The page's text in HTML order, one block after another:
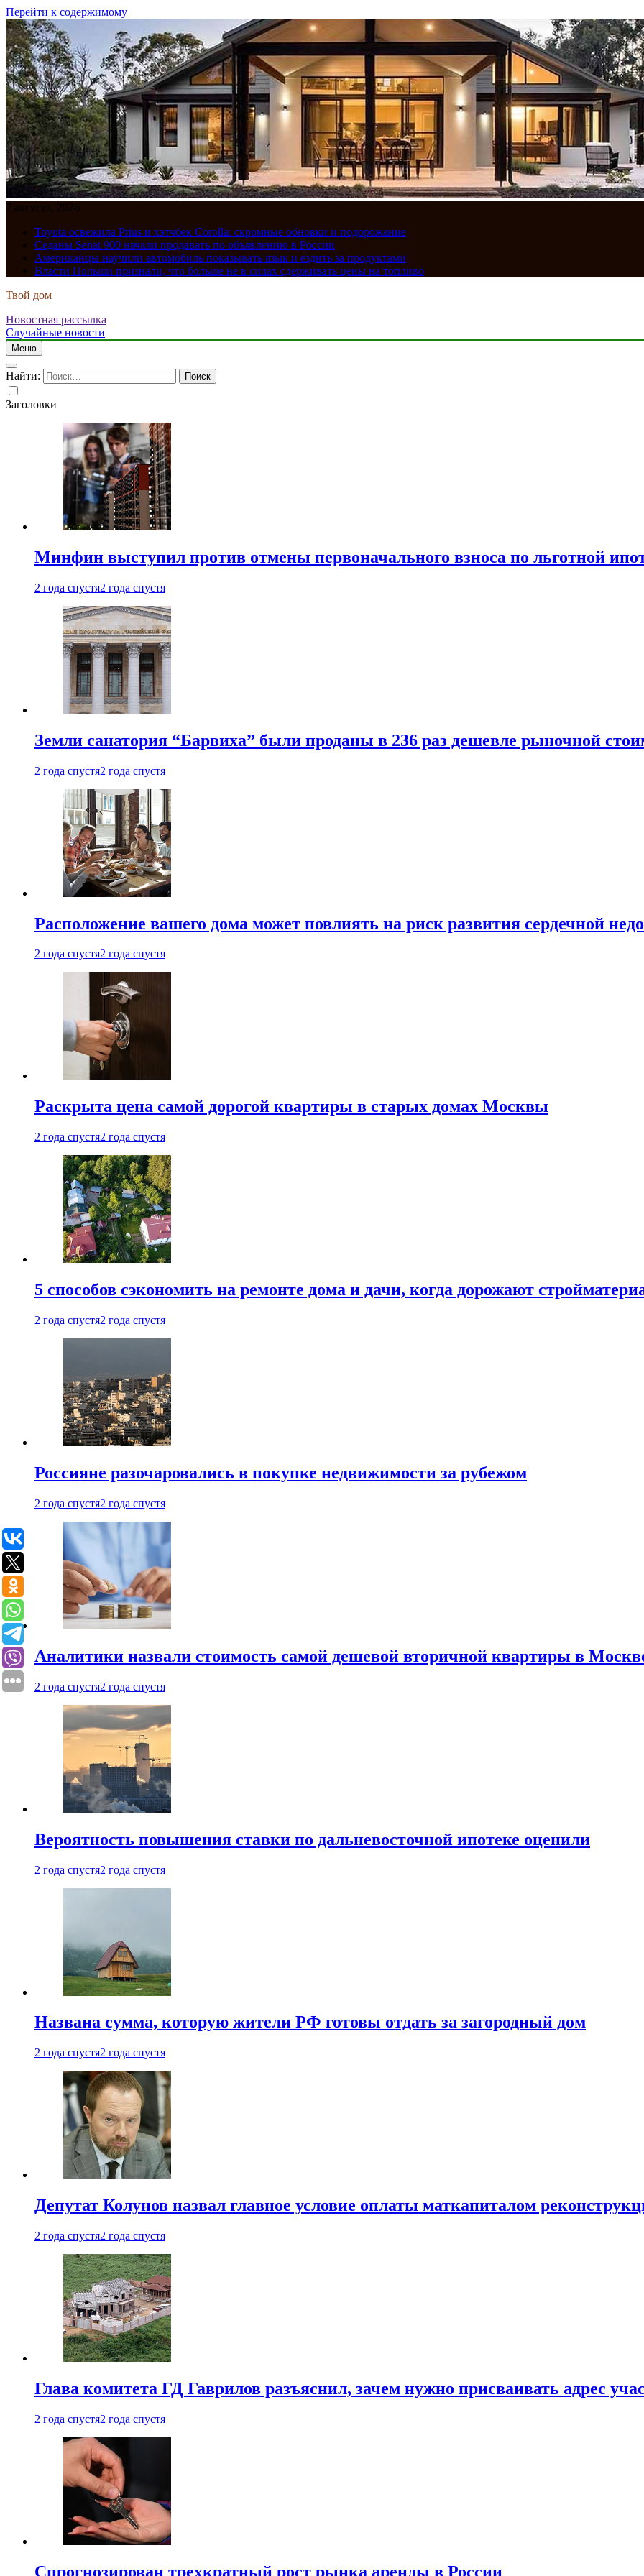
Перейти к содержимому
7 августа, 2026
Toyota освежила Prius и хэтчбек Corolla: скромные обновки и подорожание
Седаны Senat 900 начали продавать по объявлению в России
Американцы научили автомобиль показывать язык и ездить за продуктами
Власти Польши признали, что больше не в силах сдерживать цены на топливо
Твой дом
Новостная рассылка
Случайные новости
Меню
Найти:
Заголовки
Минфин выступил против отмены первоначального взноса по льготной
2 года спустя2 года спустя
Земли санатория “Барвиха” были проданы в 236 раз дешевле рыночной
2 года спустя2 года спустя
Расположение вашего дома может повлиять на риск развития сердечной
2 года спустя2 года спустя
Раскрыта цена самой дорогой квартиры в старых домах Москвы
2 года спустя2 года спустя
5 способов сэкономить на ремонте дома и дачи, когда дорожают
2 года спустя2 года спустя
Россияне разочаровались в покупке недвижимости за рубежом
2 года спустя2 года спустя
Аналитики назвали стоимость самой дешевой вторичной квартиры в
2 года спустя2 года спустя
Вероятность повышения ставки по дальневосточной ипотеке оценили
2 года спустя2 года спустя
Названа сумма, которую жители РФ готовы отдать за загородный дом
2 года спустя2 года спустя
Депутат Колунов назвал главное условие оплаты маткапиталом
2 года спустя2 года спустя
Глава комитета ГД Гаврилов разъяснил, зачем нужно присваивать адрес
2 года спустя2 года спустя
Спрогнозирован трехкратный рост рынка аренды в России